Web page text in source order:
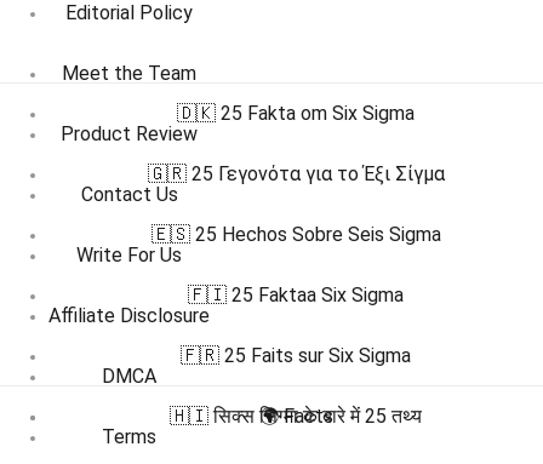
Editorial Policy
Meet the Team
Product Review
Contact Us
Write For Us
Affiliate Disclosure
DMCA
Terms
🇩🇰 25 Fakta om Six Sigma
🇬🇷 25 Γεγονότα για το Έξι Σίγμα
🇪🇸 25 Hechos Sobre Seis Sigma
🇫🇮 25 Faktaa Six Sigma
🇫🇷 25 Faits sur Six Sigma
🇭🇮 सिक्स सिग्मा के बारे में 25 तथ्य
🌍 Facts